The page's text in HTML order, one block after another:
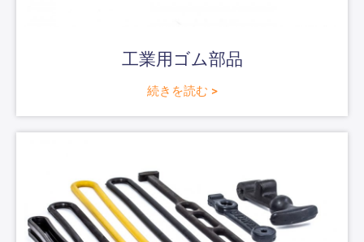
工業用ゴム部品
続きを読む >